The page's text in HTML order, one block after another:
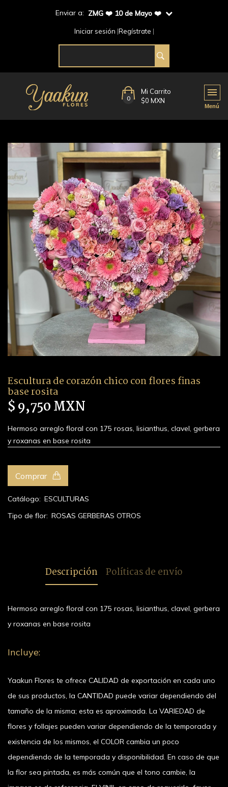
Enviar a: ZMG ❤️ 10 de Mayo ❤️
Iniciar sesión Regístrate
0
Mi Carrito
$0 MXN
Escultura de corazón chico con flores finas
base rosita
$ 9,750 MXN
Hermoso arreglo floral con 175 rosas, lisianthus, clavel, gerbera
y roxanas en base rosita
Comprar
Catálogo: ESCULTURAS
Tipo de flor: ROSAS GERBERAS OTROS
Descripción Políticas de envío
Hermoso arreglo floral con 175 rosas, lisianthus, clavel, gerbera
y roxanas en base rosita
Incluye:
Yaakun Flores te ofrece CALIDAD de exportación en cada uno
de sus productos, la CANTIDAD puede variar dependiendo del
tamaño de la misma; esta es aproximada. La VARIEDAD de
flores y follajes pueden variar dependiendo de la temporada y
existencia de los mismos, el COLOR cambia un poco
dependiendo de la temporada y disponibilidad. En caso de que
la flor sea pintada, es más común que el tono cambie, la